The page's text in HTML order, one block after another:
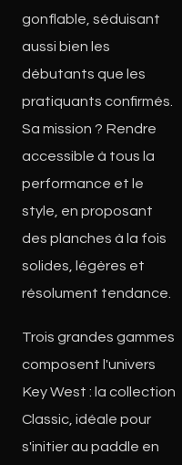
gonflable, séduisant
aussi bien les
débutants que les
pratiquants confirmés.
Sa mission ? Rendre
accessible à tous la
performance et le
style, en proposant
des planches à la fois
solides, légères et
résolument tendance.
Trois grandes gammes
composent l'univers
Key West : la collection
Classic, idéale pour
s'initier au paddle en